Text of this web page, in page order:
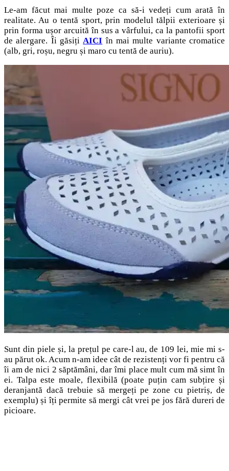
Le-am făcut mai multe poze ca să-i vedeți cum arată în
realitate. Au o tentă sport, prin modelul tălpii exterioare și
prin forma ușor arcuită în sus a vârfului, ca la pantofii sport
de alergare. Îi găsiți AICI în mai multe variante cromatice
(alb, gri, roșu, negru și maro cu tentă de auriu).
Sunt din piele și, la prețul pe care-l au, de 109 lei, mie mi s-
au părut ok. Acum n-am idee cât de rezistenți vor fi pentru că
îi am de nici 2 săptămâni, dar îmi place mult cum mă simt în
ei. Talpa este moale, flexibilă (poate puțin cam subțire și
deranjantă dacă trebuie să mergeți pe zone cu pietriș, de
exemplu) și îți permite să mergi cât vrei pe jos fără dureri de
picioare.